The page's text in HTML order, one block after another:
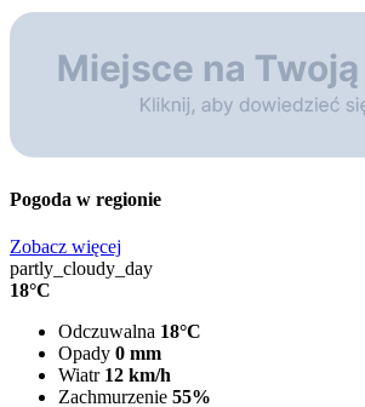
Pogoda w regionie
Zobacz więcej
partly_cloudy_day
18°C
Odczuwalna 18°C
Opady 0 mm
Wiatr 12 km/h
Zachmurzenie 55%